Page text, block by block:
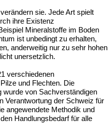
sie. Jede Art spielt
ihre Existenz
Mineralstoffe im Boden
ist unbedingt zu erhalten,
anderweitig nur zu sehr hohen
unersetzlich.
verschiedenen
und Flechten. Die
wurde von Sachverständigen
Verantwortung der Schweiz für
angewendete Methodik und
Handlungsbedarf für alle